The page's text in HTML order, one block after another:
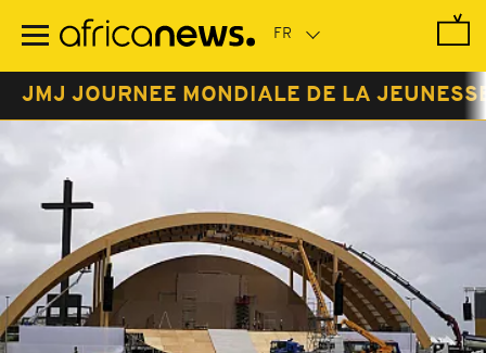
contenu
JMJ JOURNEE MONDIALE DE LA